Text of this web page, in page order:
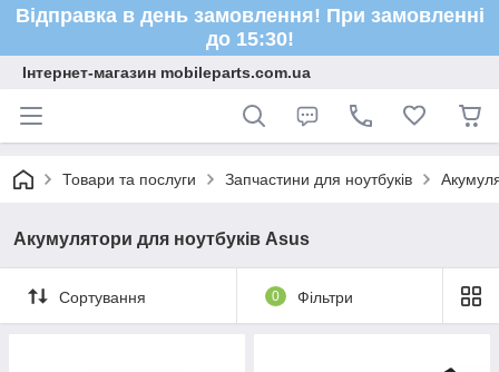
Відправка в день замовлення! При замовленні
до 15:30!
Інтернет-магазин mobileparts.com.ua
Товари та послуги Запчастини для ноутбуків
Акумулятори для ноутбуків Asus
Сортування 0 Фільтри